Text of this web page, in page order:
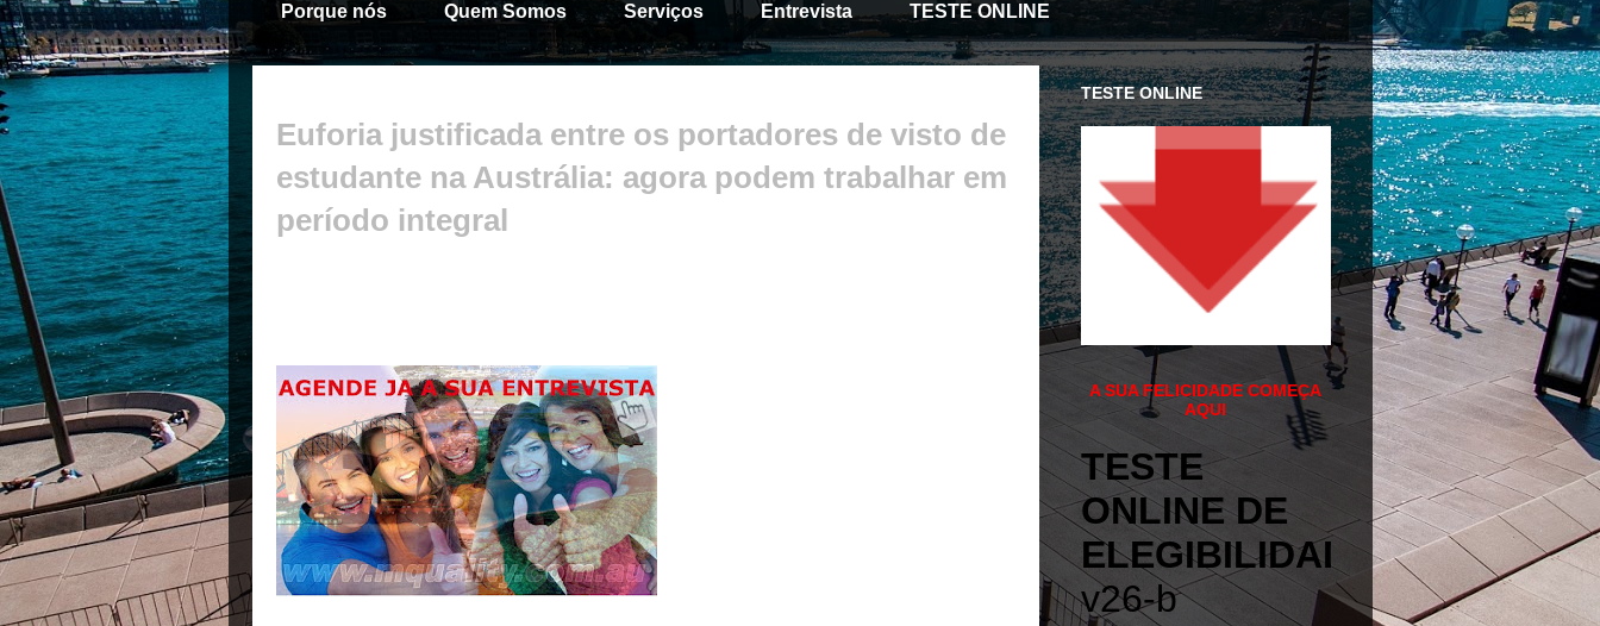
Porque nós Quem Somos Serviços Entrevista TESTE ONLINE
Euforia justificada entre os portadores de visto de
estudante na Austrália: agora podem trabalhar em
período integral
TESTE ONLINE
A SUA FELICIDADE COMEÇA
AQUI